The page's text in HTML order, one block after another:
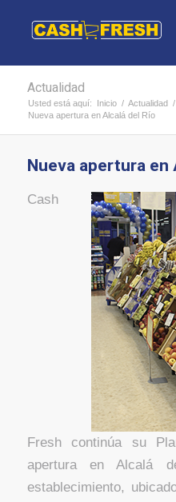
Actualidad
Usted está aquí: Inicio / Actualidad /
Nueva apertura en Alcalá del Río
Nueva apertura en
Cash
Fresh continúa su
apertura en Alcalá
establecimiento,